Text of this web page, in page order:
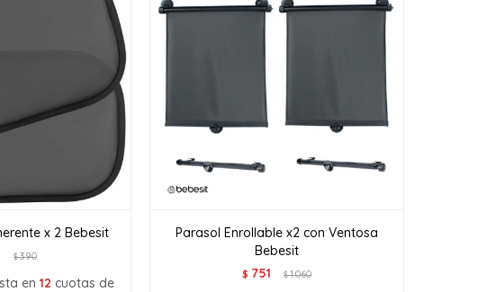
x 2 Bebesit
$390
en12 cuotas de
Parasol Enrollable x2 con Ventosa
Bebesit
$ 751 $1.060